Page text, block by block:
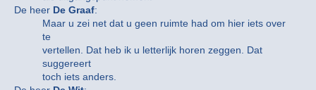
De heer De Graaf:
Maar u zei net dat u geen ruimte had om hier iets over
te
vertellen. Dat heb ik u letterlijk horen zeggen. Dat
suggereert
toch iets anders.